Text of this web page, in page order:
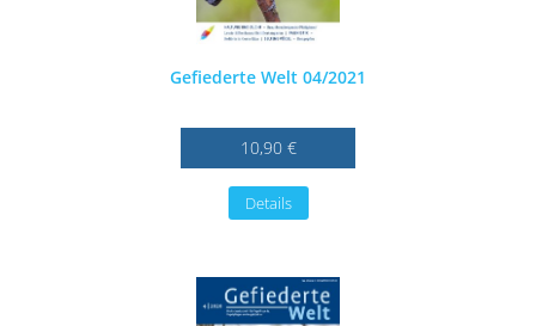
Gefiederte Welt 04/2021
10,90 €
Details